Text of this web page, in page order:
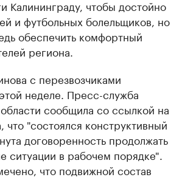
Калининграду, чтобы достойно
и футбольных болельщиков, но
обеспечить комфортный
региона.
с перезвозчиками
неделе. Пресс-служба
сообщила со ссылкой на
что "состоялся конструктивный
договоренность продолжать
ситуации в рабочем порядке".
что подвижной состав